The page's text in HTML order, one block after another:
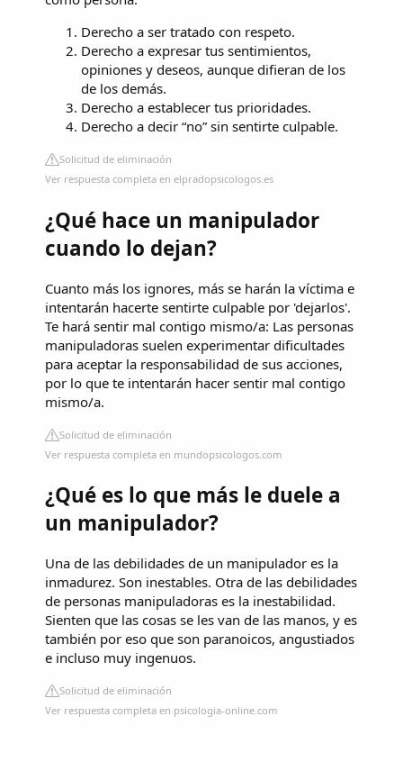
Derecho a ser tratado con respeto.
Derecho a expresar tus sentimientos,
opiniones y deseos, aunque difieran de los
de los demás.
Derecho a establecer tus prioridades.
Derecho a decir “no” sin sentirte culpable.
Solicitud de eliminación
Ver respuesta completa en elpradopsicologos.es
¿Qué hace un manipulador
cuando lo dejan?
Cuanto más los ignores, más se harán la víctima e
intentarán hacerte sentirte culpable por 'dejarlos'.
Te hará sentir mal contigo mismo/a: Las personas
manipuladoras suelen experimentar dificultades
para aceptar la responsabilidad de sus acciones,
por lo que te intentarán hacer sentir mal contigo
mismo/a.
Solicitud de eliminación
Ver respuesta completa en mundopsicologos.com
¿Qué es lo que más le duele a
un manipulador?
Una de las debilidades de un manipulador es la
inmadurez. Son inestables. Otra de las debilidades
de personas manipuladoras es la inestabilidad.
Sienten que las cosas se les van de las manos, y es
también por eso que son paranoicos, angustiados
e incluso muy ingenuos.
Solicitud de eliminación
Ver respuesta completa en psicologia-online.com